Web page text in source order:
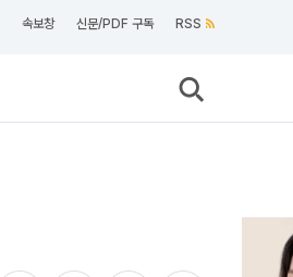
속보창 신문/PDF 구독 RSS